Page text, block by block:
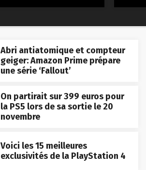
Abri antiatomique et compteur
geiger: Amazon Prime prépare
une série ‘Fallout’
On partirait sur 399 euros pour
la PS5 lors de sa sortie le 20
novembre
Voici les 15 meilleures
exclusivités de la PlayStation 4